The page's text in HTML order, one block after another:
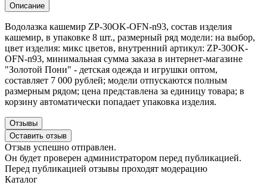
Описание
Водолазка кашемир ZP-30OK-OFN-n93, состав изделия
кашемир, в упаковке 8 шт., размерный ряд модели: на выбор,
цвет изделия: микс цветов, внутренний артикул: ZP-30OK-
OFN-n93, минимальная сумма заказа в интернет-магазине
"Золотой Пони" - детская одежда и игрушки оптом,
составляет 7 000 рублей; модели отпускаются полным
размерным рядом; цена представлена за единицу товара; в
корзину автоматически попадает упаковка изделия.
Отзывы
Оставить отзыв
Отзыв успешно отправлен.
Он будет проверен администратором перед публикацией.
Перед публикацией отзывы проходят модерацию
Каталог